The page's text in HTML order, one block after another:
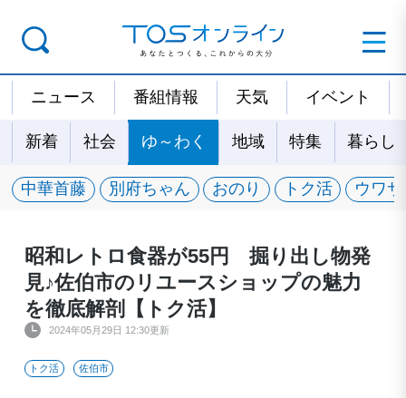
ニュース 番組情報 天気 イベント
新着 社会 ゆ～わく 地域 特集 暮らし
中華首藤 別府ちゃん おのり トク活 ウワ
昭和レトロ食器が55円 掘り出し物発
見♪佐伯市のリユースショップの魅力
を徹底解剖【トク活】
2024年05月29日 12:30更新
トク活 佐伯市